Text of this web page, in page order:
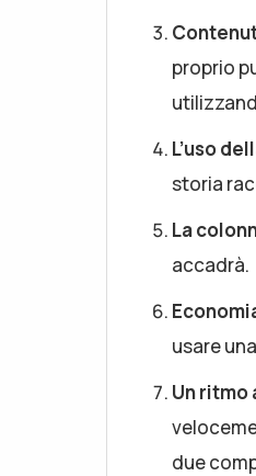
proprio
L’uso
storia
La
accadrà.
usare
Un
due